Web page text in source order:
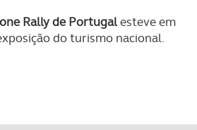
de certo tipo de Cookies e
ter impacto na sua
Rally de Portugalesteve em
do turismo nacional.